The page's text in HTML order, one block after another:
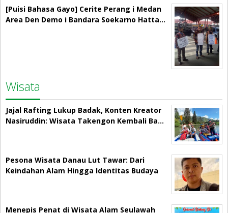
[Puisi Bahasa Gayo] Cerite Perang i Medan
Area Den Demo i Bandara Soekarno Hatta…
Wisata
Jajal Rafting Lukup Badak, Konten Kreator
Nasiruddin: Wisata Takengon Kembali Ba…
Pesona Wisata Danau Lut Tawar: Dari
Keindahan Alam Hingga Identitas Budaya
Menepis Penat di Wisata Alam Seulawah